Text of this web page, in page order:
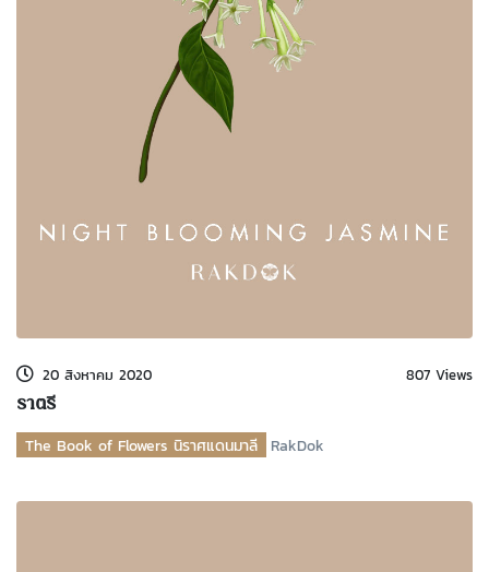
20 สิงหาคม 2020 807 Views
ราตรี
The Book of Flowers นิราศแดนมาลี RakDok